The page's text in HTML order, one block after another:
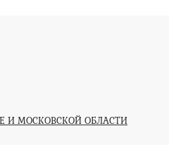
И МОСКОВСКОЙ ОБЛАСТИ